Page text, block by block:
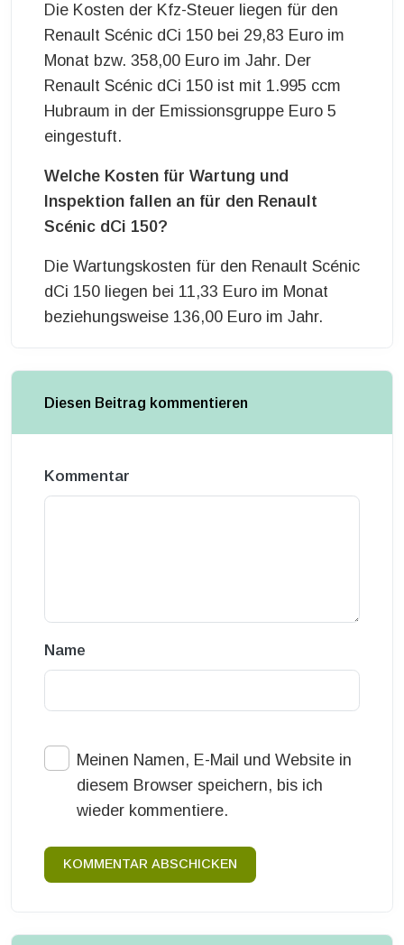
Die Kosten der Kfz-Steuer liegen für den
Renault Scénic dCi 150 bei 29,83 Euro im
Monat bzw. 358,00 Euro im Jahr. Der
Renault Scénic dCi 150 ist mit 1.995 ccm
Hubraum in der Emissionsgruppe Euro 5
eingestuft.
Welche Kosten für Wartung und
Inspektion fallen an für den Renault
Scénic dCi 150?
Die Wartungskosten für den Renault Scénic
dCi 150 liegen bei 11,33 Euro im Monat
beziehungsweise 136,00 Euro im Jahr.
Diesen Beitrag kommentieren
Kommentar
Name
Meinen Namen, E-Mail und Website in
diesem Browser speichern, bis ich
wieder kommentiere.
KOMMENTAR ABSCHICKEN